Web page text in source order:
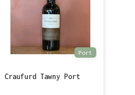
Port
Craufurd Tawny Port